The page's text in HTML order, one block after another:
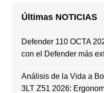
Últimas NOTICIAS
Defender 110 OCTA
con el Defender más
Análisis de la Vida a
3LT Z51 2026: